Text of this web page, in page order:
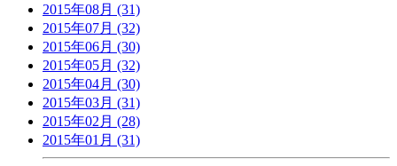
2015年08月 (31)
2015年07月 (32)
2015年06月 (30)
2015年05月 (32)
2015年04月 (30)
2015年03月 (31)
2015年02月 (28)
2015年01月 (31)